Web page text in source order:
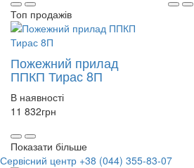
Топ продажів
Пожежний прилад
ППКП Тирас 8П
В наявності
11 832грн
Показати більше
Сервісний центр +38 (044) 355-83-07